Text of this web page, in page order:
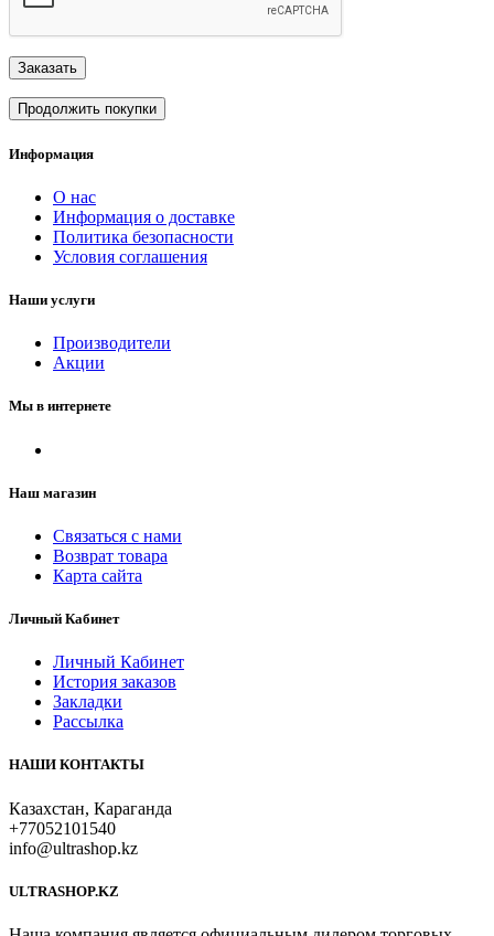
Заказать
Продолжить покупки
Информация
О нас
Информация о доставке
Политика безопасности
Условия соглашения
Наши услуги
Производители
Акции
Мы в интернете
Наш магазин
Связаться с нами
Возврат товара
Карта сайта
Личный Кабинет
Личный Кабинет
История заказов
Закладки
Рассылка
НАШИ КОНТАКТЫ
Казахстан, Караганда
+77052101540
info@ultrashop.kz
ULTRASHOP.KZ